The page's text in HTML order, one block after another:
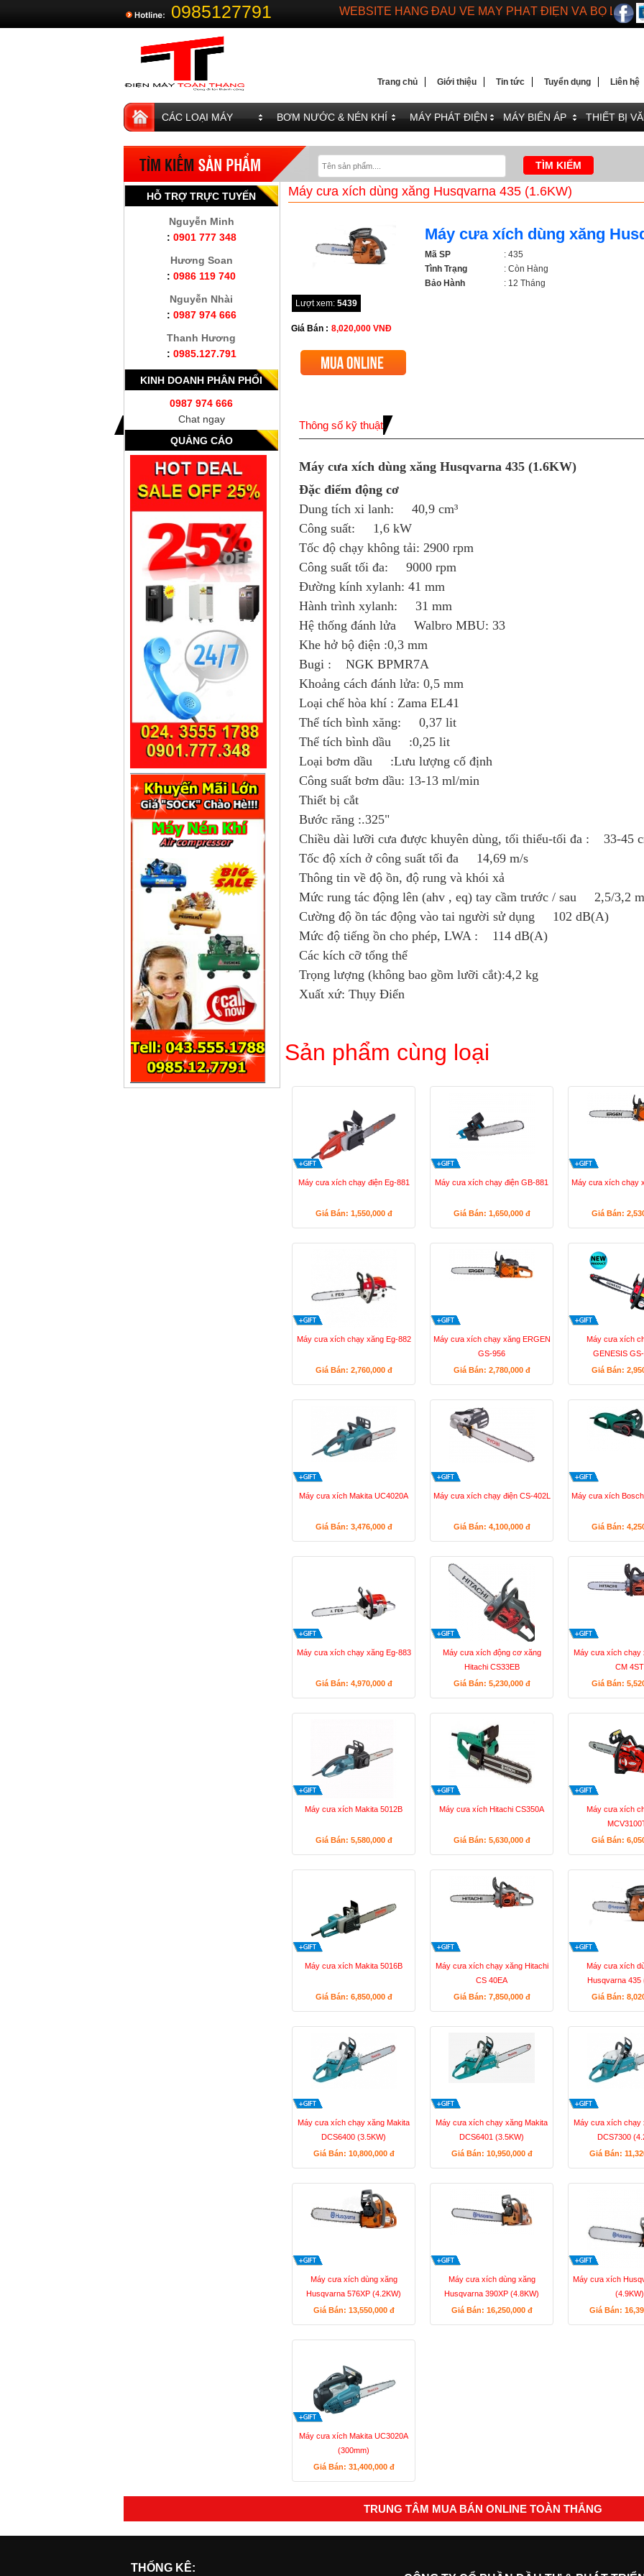
0985127791
DIENMAYTOANTHANG.COM
WEBSITE HÀNG ĐẦU VỀ MÁY PHÁT ĐIỆN VÀ BỘ LƯU
Trang chủ Giới thiệu Tin tức Tuyển dụng Liên hệ
CÁC LOẠI MÁY BƠM NƯỚC & NÉN KHÍ MÁY PHÁT ĐIỆN MÁY BIẾN ÁP THIẾT BỊ
Máy cưa xích dùng xăng Husqvarna 435 (1.6KW)
Lượt xem: 5439
Giá Bán : 8,020,000 VNĐ
Máy cưa xích dùng xăng
Mã SP
: 435
Tình Trạng
: Còn Hàng
Bảo Hành
: 12 Tháng
Thông số kỹ thuật
Máy cưa xích dùng xăng Husqvarna 435 (1.6KW)
Đặc điểm động cơ
Dung tích xi lanh: 40,9 cm³
Công suất: 1,6 kW
Tốc độ chạy không tải: 2900 rpm
Công suất tối đa: 9000 rpm
Đường kính xylanh: 41 mm
Hành trình xylanh: 31 mm
Hệ thống đánh lửa Walbro MBU: 33
Khe hở bộ điện :0,3 mm
Bugi : NGK BPMR7A
Khoảng cách đánh lửa: 0,5 mm
Loại chế hòa khí : Zama EL41
Thể tích bình xăng: 0,37 lit
Thể tích bình dầu :0,25 lit
Loại bơm dầu :Lưu lượng cố định
Công suất bơm dầu: 13-13 ml/min
Thiết bị cắt
Bước răng :.325"
Chiều dài lưỡi cưa được khuyên dùng, tối thiểu-tối đa : 33-45
Tốc độ xích ở công suất tối đa 14,69 m/s
Thông tin về độ ồn, độ rung và khói xả
Mức rung tác động lên (ahv , eq) tay cầm trước / sau 2,5/3,2
Cường độ ồn tác động vào tai người sử dụng 102 dB(A)
Mức độ tiếng ồn cho phép, LWA : 114 dB(A)
Các kích cỡ tổng thể
Trọng lượng (không bao gồm lưỡi cắt):4,2 kg
Xuất xứ: Thụy Điển
Sản phẩm cùng loại
Máy cưa xích chạy điện Eg-881
Giá Bán: 1,550,000 đ
Máy cưa xích chạy điện GB-881
Giá Bán: 1,650,000 đ
Máy cưa xích chạy
Giá Bán:
Máy cưa xích chạy xăng Eg-882
Giá Bán: 2,760,000 đ
Máy cưa xích chạy xăng ERGEN
GS-956
Giá Bán: 2,780,000 đ
Máy cưa xích
GENESIS
Giá Bán:
Máy cưa xích Makita UC4020A
Giá Bán: 3,476,000 đ
Máy cưa xích chạy điện CS-402L
Giá Bán: 4,100,000 đ
Máy cưa xích
Giá Bán:
Máy cưa xích chạy xăng Eg-883
Giá Bán: 4,970,000 đ
Máy cưa xích động cơ xăng
Hitachi CS33EB
Giá Bán: 5,230,000 đ
Máy cưa xích chạy
CM 4ST
Giá Bán:
Máy cưa xích Makita 5012B
Giá Bán: 5,580,000 đ
Máy cưa xích Hitachi CS350A
Giá Bán: 5,630,000 đ
Máy cưa xích
Giá Bán:
Máy cưa xích Makita 5016B
Giá Bán: 6,850,000 đ
Máy cưa xích chạy xăng Hitachi
CS 40EA
Giá Bán: 7,850,000 đ
Máy cưa xích
Husqvarna 435
Giá Bán:
Máy cưa xích chạy xăng Makita
DCS6400 (3.5KW)
Giá Bán: 10,800,000 đ
Máy cưa xích chạy xăng Makita
DCS6401 (3.5KW)
Giá Bán: 10,950,000 đ
Máy cưa xích chạy
DCS7300
Giá Bán:
Máy cưa xích dùng xăng
Husqvarna 576XP (4.2KW)
Giá Bán: 13,550,000 đ
Máy cưa xích dùng xăng
Husqvarna 390XP (4.8KW)
Giá Bán: 16,250,000 đ
Máy cưa xích
(4.9KW)
Giá Bán:
Máy cưa xích Makita UC3020A
(300mm)
Giá Bán: 31,400,000 đ
HỖ TRỢ TRỰC TUYẾN
Nguyễn Minh
: 0901 777 348
Hương Soan
: 0986 119 740
Nguyễn Nhài
: 0987 974 666
Thanh Hương
: 0985.127.791
KINH DOANH PHÂN PHỐI
0987 974 666
Chat ngay
QUẢNG CÁO
TRUNG TÂM MUA BÁN ONLINE TOÀN THẮNG
THỐNG KÊ: